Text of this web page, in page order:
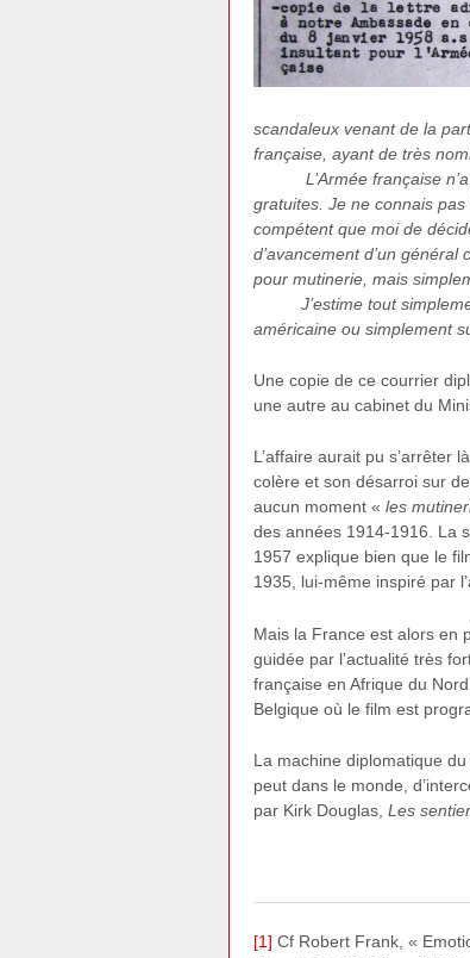
scandaleux venant de la
française, ayant de très
L’Armée française n’a
gratuites. Je ne connais
compétent que moi de
d’avancement d’un
pour mutinerie, mais
J’estime tout
américaine ou simplement
Une copie de ce courrier
une autre au cabinet du
L’affaire aurait pu s’arrêter
colère et son désarroi sur
aucun moment « les
des années 1914-1916. La
1957 explique bien que le
1935, lui-même inspiré par
Mais la France est alors en
guidée par l’actualité très
française en Afrique du
Belgique où le film est
La machine diplomatique
peut dans le monde,
par Kirk Douglas, Les
[1] Cf Robert Frank, «